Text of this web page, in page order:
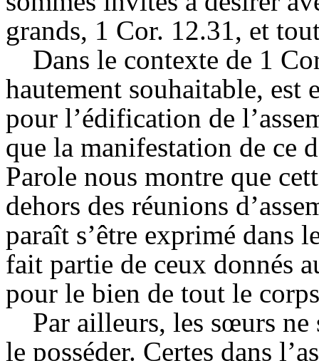
grands, 1 Cor. 12.31, et
Dans le contexte de 1
hautement souhaitable, est
pour l’édification de
que la manifestation de ce
Parole nous montre que
dehors des réunions
paraît s’être exprimé dans
fait partie de ceux donnés
pour le bien de tout le
Par ailleurs, les sœurs
le posséder. Certes dans